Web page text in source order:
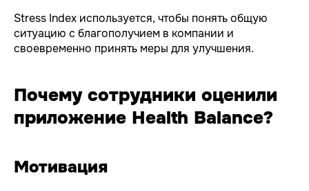
Stress Index используется, чтобы понять общую
ситуацию с благополучием в компании и
своевременно принять меры для улучшения.
Почему сотрудники оценили
приложение Health Balance?
Мотивация